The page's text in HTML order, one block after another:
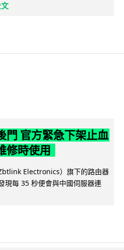
門 官方緊急下架止血
修時使用
Electronics）旗下的路由器
現每 35 秒便會與中國伺服器連